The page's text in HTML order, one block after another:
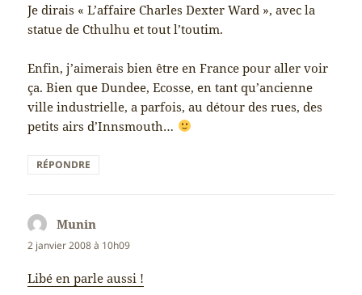
Je dirais « L’affaire Charles Dexter Ward », avec la
statue de Cthulhu et tout l’toutim.
Enfin, j’aimerais bien être en France pour aller voir
ça. Bien que Dundee, Ecosse, en tant qu’ancienne
ville industrielle, a parfois, au détour des rues, des
petits airs d’Innsmouth…
RÉPONDRE
Munin
2 janvier 2008 à 10h09
Libé en parle aussi !